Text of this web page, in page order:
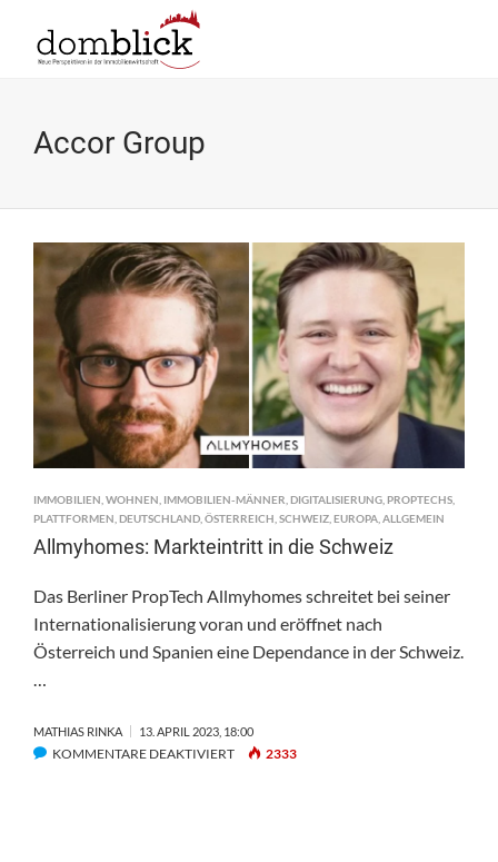
Accor Group
IMMOBILIEN WOHNEN IMMOBILIEN-MÄNNER DIGITALISIERUNG PROPTECHS
PLATTFORMEN DEUTSCHLAND ÖSTERREICH SCHWEIZ EUROPA ALLGEMEIN
Allmyhomes: Markteintritt in die Schweiz
Das Berliner PropTech Allmyhomes schreitet bei seiner
Internationalisierung voran und eröffnet nach
Österreich und Spanien eine Dependance in der Schweiz.
…
MATHIAS RINKA 13. APRIL 2023, 18:00
KOMMENTARE DEAKTIVIERTFÜR 2333